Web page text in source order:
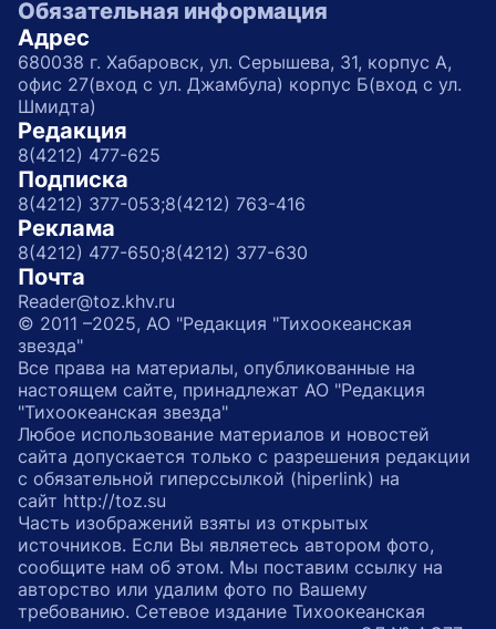
Обязательная информация
Адрес
680038 г. Хабаровск, ул. Серышева, 31, корпус А,
офис 27(вход с ул. Джамбула) корпус Б(вход с ул.
Шмидта)
Редакция
8(4212) 477-625
Подписка
8(4212) 377-053;8(4212) 763-416
Реклама
8(4212) 477-650;8(4212) 377-630
Почта
Reader@toz.khv.ru
© 2011 –2025, АО "Редакция "Тихоокеанская
звезда"
Все права на материалы, опубликованные на
настоящем сайте, принадлежат АО "Редакция
"Тихоокеанская звезда"
Любое использование материалов и новостей
сайта допускается только с разрешения редакции
с обязательной гиперссылкой (hiperlink) на
сайт http://toz.su
Часть изображений взяты из открытых
источников. Если Вы являетесь автором фото,
сообщите нам об этом. Мы поставим ссылку на
авторство или удалим фото по Вашему
требованию. Сетевое издание Тихоокеанская